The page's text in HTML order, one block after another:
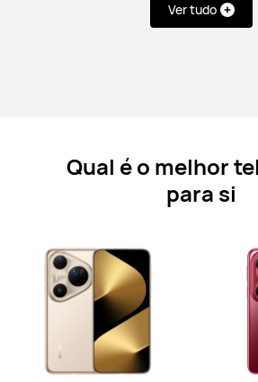
Ver tudo
HUAWEI
A partir
Qual é o melhor
para si